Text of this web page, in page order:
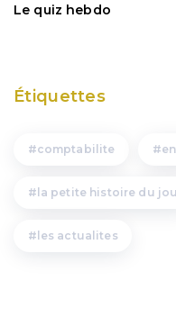
Le quiz hebdo
Étiquettes
comptabilite
la petite histoire du
les actualites